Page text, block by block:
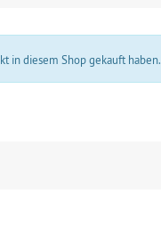
in diesem Shop gekauft